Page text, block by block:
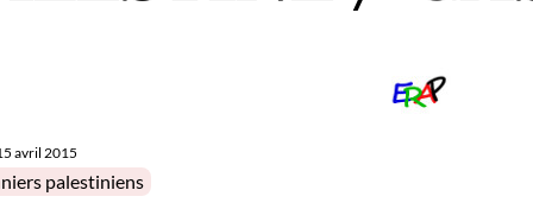
avril 2015
palestiniens